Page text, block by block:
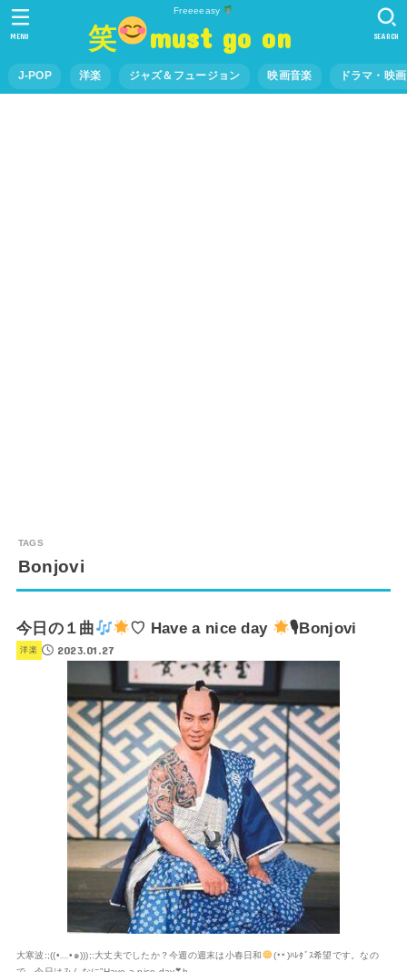
Freeeeasy
笑 must go on
J-POP 洋楽 ジャズ＆フュージョン 映画音楽 ドラマ・映
SEARCH
MENU
Bonjovi
今日の１曲 ♡ Have a nice day 🎙Bonjovi
洋楽 2023.01.27
大寒波:;((•﹏•๑)));:大丈夫でしたか？今週の週末は小春日和 (
)ﾊﾚﾀﾞｽ希望です。なの